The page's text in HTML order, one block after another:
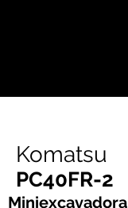
Komatsu
PC40FR-2
Miniexcavadora